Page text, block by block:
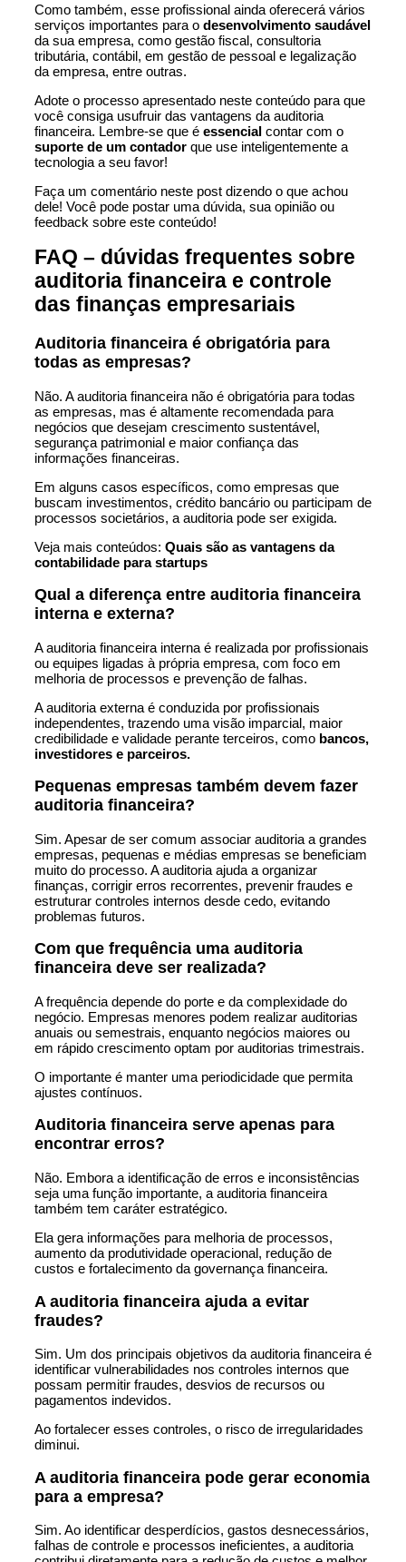
Como também, esse profissional ainda oferecerá vários
serviços importantes para o desenvolvimento saudável
da sua empresa, como gestão fiscal, consultoria
tributária, contábil, em gestão de pessoal e legalização
da empresa, entre outras.
Adote o processo apresentado neste conteúdo para que
você consiga usufruir das vantagens da auditoria
financeira. Lembre-se que é essencial contar com o
suporte de um contador que use inteligentemente a
tecnologia a seu favor!
Faça um comentário neste post dizendo o que achou
dele! Você pode postar uma dúvida, sua opinião ou
feedback sobre este conteúdo!
FAQ – dúvidas frequentes sobre
auditoria financeira e controle
das finanças empresariais
Auditoria financeira é obrigatória para
todas as empresas?
Não. A auditoria financeira não é obrigatória para todas
as empresas, mas é altamente recomendada para
negócios que desejam crescimento sustentável,
segurança patrimonial e maior confiança das
informações financeiras.
Em alguns casos específicos, como empresas que
buscam investimentos, crédito bancário ou participam de
processos societários, a auditoria pode ser exigida.
Veja mais conteúdos: Quais são as vantagens da
contabilidade para startups
Qual a diferença entre auditoria financeira
interna e externa?
A auditoria financeira interna é realizada por profissionais
ou equipes ligadas à própria empresa, com foco em
melhoria de processos e prevenção de falhas.
A auditoria externa é conduzida por profissionais
independentes, trazendo uma visão imparcial, maior
credibilidade e validade perante terceiros, como bancos,
investidores e parceiros.
Pequenas empresas também devem fazer
auditoria financeira?
Sim. Apesar de ser comum associar auditoria a grandes
empresas, pequenas e médias empresas se beneficiam
muito do processo. A auditoria ajuda a organizar
finanças, corrigir erros recorrentes, prevenir fraudes e
estruturar controles internos desde cedo, evitando
problemas futuros.
Com que frequência uma auditoria
financeira deve ser realizada?
A frequência depende do porte e da complexidade do
negócio. Empresas menores podem realizar auditorias
anuais ou semestrais, enquanto negócios maiores ou
em rápido crescimento optam por auditorias trimestrais.
O importante é manter uma periodicidade que permita
ajustes contínuos.
Auditoria financeira serve apenas para
encontrar erros?
Não. Embora a identificação de erros e inconsistências
seja uma função importante, a auditoria financeira
também tem caráter estratégico.
Ela gera informações para melhoria de processos,
aumento da produtividade operacional, redução de
custos e fortalecimento da governança financeira.
A auditoria financeira ajuda a evitar
fraudes?
Sim. Um dos principais objetivos da auditoria financeira é
identificar vulnerabilidades nos controles internos que
possam permitir fraudes, desvios de recursos ou
pagamentos indevidos.
Ao fortalecer esses controles, o risco de irregularidades
diminui.
A auditoria financeira pode gerar economia
para a empresa?
Sim. Ao identificar desperdícios, gastos desnecessários,
falhas de controle e processos ineficientes, a auditoria